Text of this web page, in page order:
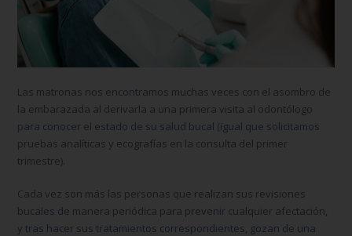
Las matronas nos encontramos muchas veces con el asombro de
la embarazada al derivarla a una primera visita al odontólogo
para conocer el estado de su salud bucal (igual que solicitamos
pruebas analíticas y ecografías en la consulta del primer
trimestre).
Cada vez son más las personas que realizan sus revisiones
bucales de manera periódica para prevenir cualquier afectación,
y tras hacer sus tratamientos correspondientes, gozan de una